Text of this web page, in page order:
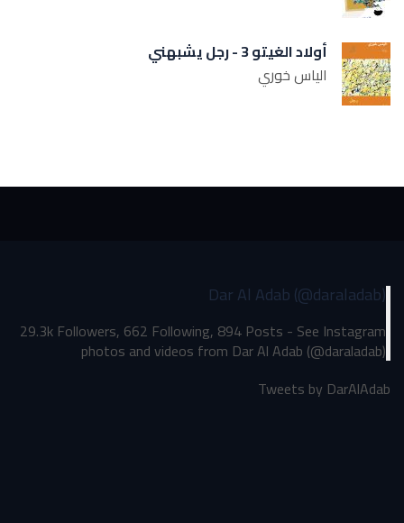
أولاد الغيتو 3 - رجل يشبهني
الياس خوري
Dar Al Adab (@daraladab)
29.3k Followers, 662 Following, 894 Posts - See Instagram
photos and videos from Dar Al Adab (@daraladab)
Tweets by DarAlAdab